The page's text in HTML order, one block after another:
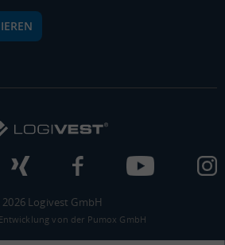
13.284.082 Tsd. €
DEUTSCHLAND
Tsd. €
0
10.000.000
Logivest GmbH
von der Pumox GmbH